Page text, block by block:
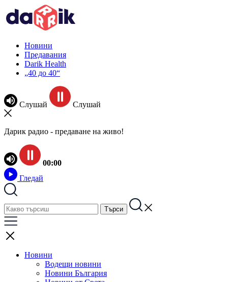
Новини
Предавания
Darik Health
„40 до 40“
Слушай Слушай
Дарик радио - предаване на живо!
00:00
Гледай
Новини
Водещи новини
Новини България